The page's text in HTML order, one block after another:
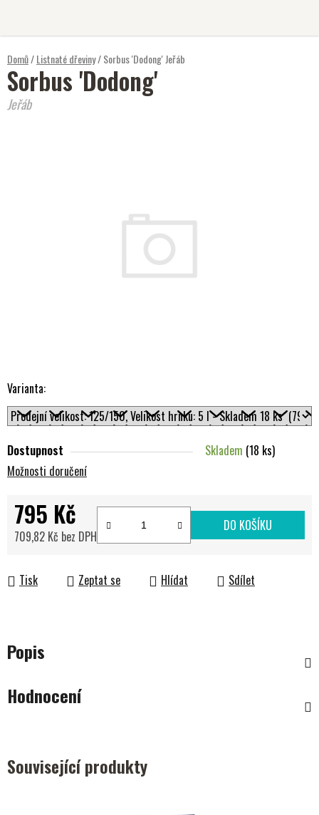
Domů/Listnaté dřeviny/Sorbus 'Dodong'Jeřáb
Varianta:
Dostupnost Skladem (18 ks)
Možnosti doručení
795 Kč
709,82 Kč bez DPH
DO KOŠÍKU
Tisk Zeptat se Hlídat Sdílet
Sorbus 'Dodong'
Jeřáb
Popis
Hodnocení
Související produkty